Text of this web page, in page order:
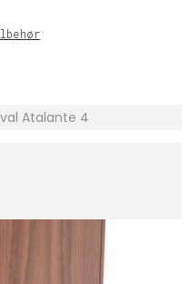
Atalante 4